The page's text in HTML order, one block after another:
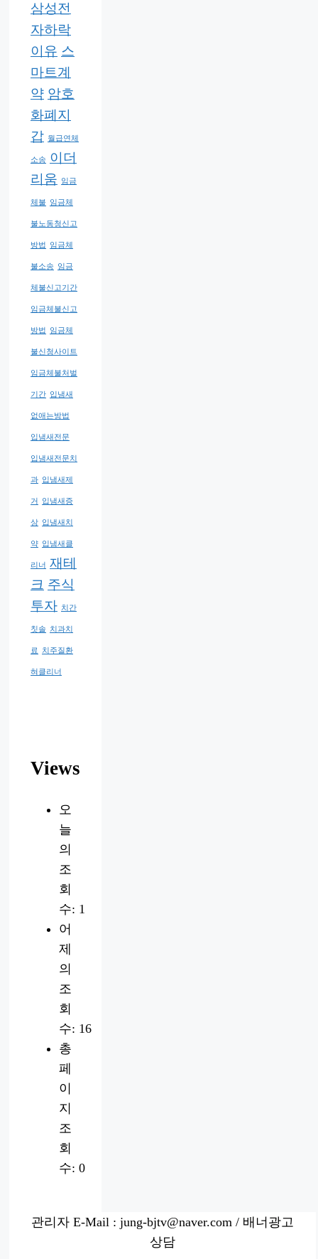
삼성전
자하락
이유 스
마트계
약 암호
화폐지
갑 월급연체
소송
이더
리움
임금
체불 임금체
불노동청신고
방법 임금체
불소송 임금
체불신고기간
임금체불신고
방법 임금체
불신청사이트
임금체불처벌
기간 입냄새
없애는방법
입냄새전문
입냄새전문치
과 입냄새제
거 입냄새증
상 입냄새치
약 입냄새클
리너
재테
크 주식
투자 치간
칫솔 치과치
료 치주질환
혀클리너
Views
오
늘
의
조
회
수: 1
어
제
의
조
회
수: 16
총
페
이
지
조
회
수: 0
관리자 E-Mail : jung-bjtv@naver.com / 배너광고
상담